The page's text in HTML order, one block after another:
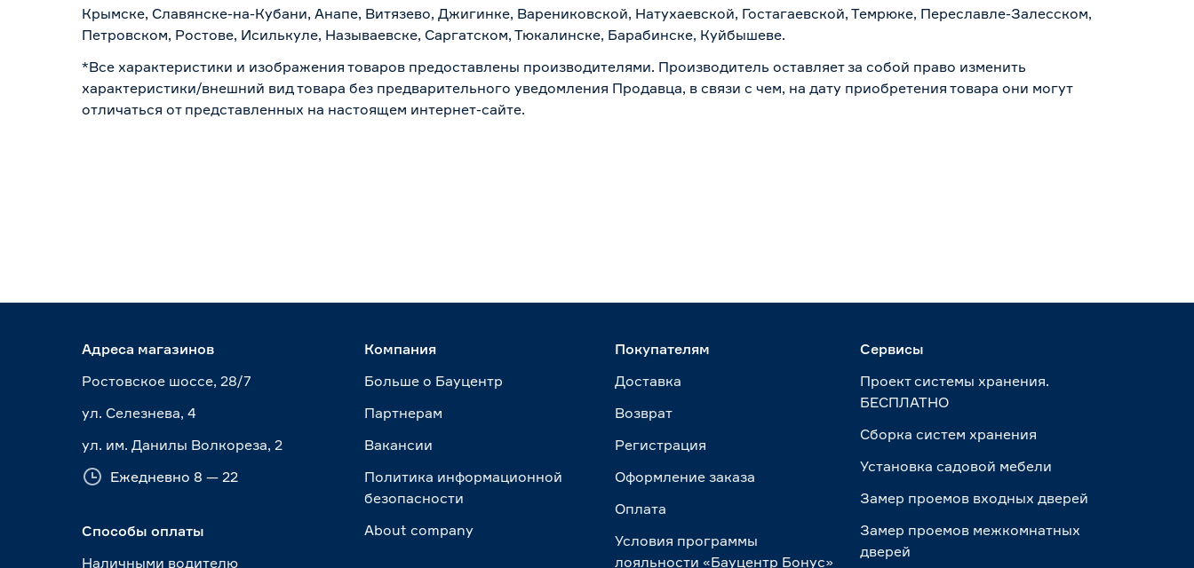
Крымске, Славянске-на-Кубани, Анапе, Витязево, Джигинке, Варениковской, Натухаевской, Гостагаевской, Темрюке, Переславле-Залесском,
Петровском, Ростове, Исилькуле, Называевске, Саргатском, Тюкалинске, Барабинске, Куйбышеве.
*Все характеристики и изображения товаров предоставлены производителями. Производитель оставляет за собой право изменить
характеристики/внешний вид товара без предварительного уведомления Продавца, в связи с чем, на дату приобретения товара они могут
отличаться от представленных на настоящем интернет-сайте.
Адреса магазинов
Ростовское шоссе, 28/7
ул. Селезнева, 4
ул. им. Данилы Волкореза, 2
Ежедневно 8 — 22
Способы оплаты
Наличными водителю
Компания
Больше о Бауцентр
Партнерам
Вакансии
Политика информационной
безопасности
About сompany
Покупателям
Доставка
Возврат
Регистрация
Оформление заказа
Оплата
Условия программы
лояльности «Бауцентр Бонус»
Сервисы
Проект системы хранения.
БЕСПЛАТНО
Сборка систем хранения
Установка садовой мебели
Замер проемов входных дверей
Замер проемов межкомнатных
дверей